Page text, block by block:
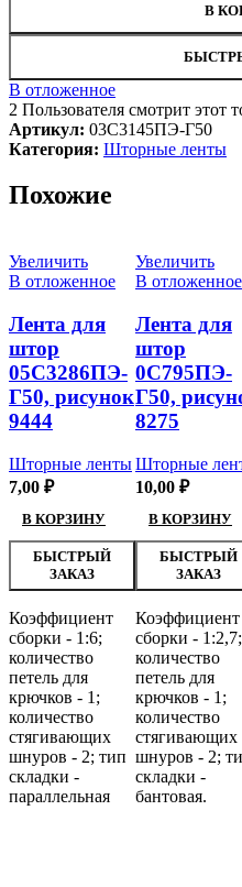
В
В отложенное
2 Пользователя смотрит этот
Артикул: 03С3145ПЭ-Г50
Категория: Шторные ленты
Похожие
Увеличить
В отложенное
Лента для
штор
05С3286ПЭ-
Г50, рисунок
9444
Шторные ленты
7,00 ₽
В КОРЗИНУ
БЫСТРЫЙ
ЗАКАЗ
Коэффициент
сборки - 1:6;
количество
петель для
крючков - 1;
количество
стягивающих
шнуров - 2; тип
складки -
параллельная
Увеличить
В отложенное
Лента для
штор
0С795ПЭ-
Г50,
8275
Шторные
10,00 ₽
В КОРЗИНУ
БЫСТРЫЙ
ЗАКАЗ
Коэффициент
сборки - 1:2,7;
количество
петель для
крючков - 1;
количество
стягивающих
шнуров - 2;
складки -
бантовая.